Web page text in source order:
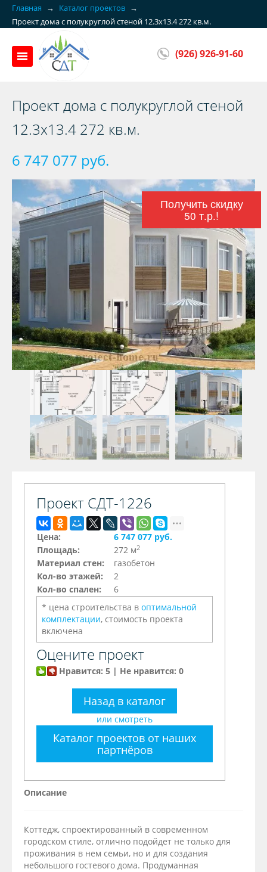
Главная → Каталог проектов →
Проект дома с полукруглой стеной 12.3x13.4 272 кв.м.
(926) 926-91-60
Проект дома с полукруглой стеной
12.3x13.4 272 кв.м.
6 747 077 руб.
Получить скидку
50 т.р.!
Проект СДТ-1226
Цена:
6 747 077 руб.
Площадь:
272 м2
Материал стен:
газобетон
Кол-во этажей:
2
Кол-во спален:
6
* цена строительства в оптимальной
комплектации, стоимость проекта
включена
Оцените проект
Нравится: 5 | Не нравится: 0
Назад в каталог
или смотреть
Каталог проектов от наших
партнёров
Описание
Коттедж, спроектированный в современном
городском стиле, отлично подойдет не только для
проживания в нем семьи, но и для создания
небольшого гостевого дома. Продуманная